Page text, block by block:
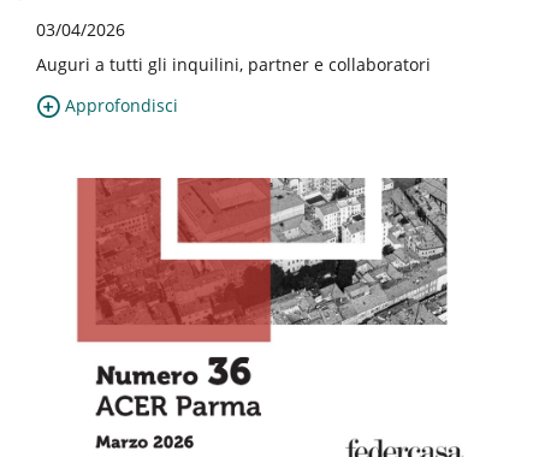
03/04/2026
Auguri a tutti gli inquilini, partner e collaboratori
Approfondisci